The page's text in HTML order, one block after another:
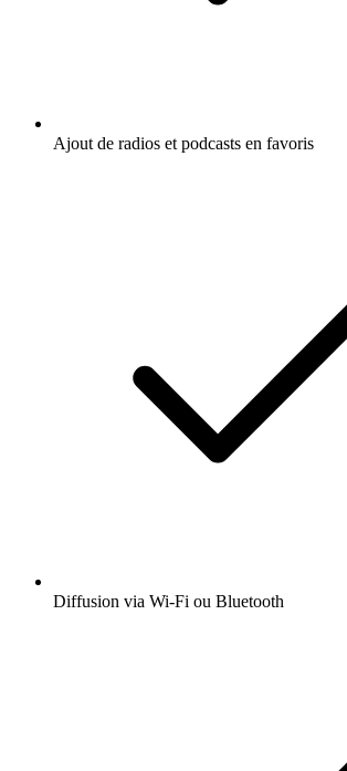
Ajout de radios et podcasts en favoris
Diffusion via Wi-Fi ou Bluetooth